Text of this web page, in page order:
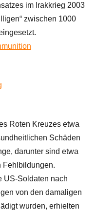
im Irakkrieg 2003
zwischen 1000
Roten Kreuzes etwa
Schäden
darunter sind etwa
Fehlbildungen.
US-Soldaten nach
von den damaligen
wurden, erhielten